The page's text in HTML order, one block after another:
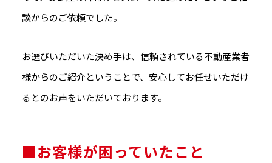
談からのご依頼でした。
お選びいただいた決め手は、信頼されている不動産業者
様からのご紹介ということで、安心してお任せいただけ
るとのお声をいただいております。
■お客様が困っていたこと